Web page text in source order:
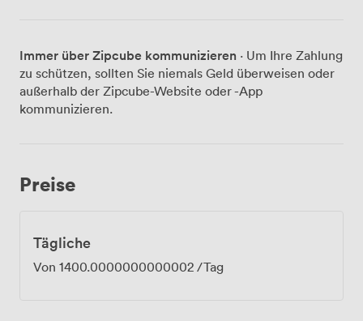
Immer über Zipcube kommunizieren · Um Ihre Zahlung
zu schützen, sollten Sie niemals Geld überweisen oder
außerhalb der Zipcube-Website oder -App
kommunizieren.
Preise
Tägliche
Von 1400.0000000000002 /Tag